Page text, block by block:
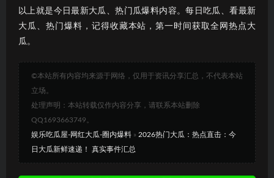
以上就是今日最新大瓜、热门瓜爆料内容。每日吃瓜、看最新
大瓜、热门爆料，记得收藏本站，第一时间获取全网热点大
瓜。
©本站所有内容均来源于网络，仅用于资讯分享汇总，不代表本站
立场。
处理声明：本站转载仅作内容分享，请联系本站删除
QQ1693663749。
娱乐吃瓜屋-网红大瓜-圈内爆料 » 2026热门大瓜：热点直击：今
日大瓜新鲜速递！ 真实事件汇总